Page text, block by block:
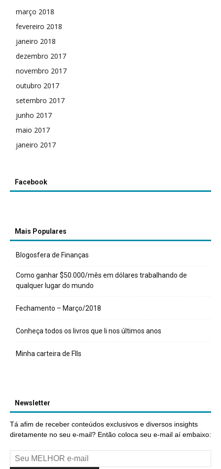
março 2018
fevereiro 2018
janeiro 2018
dezembro 2017
novembro 2017
outubro 2017
setembro 2017
junho 2017
maio 2017
janeiro 2017
Facebook
Mais Populares
Blogosfera de Finanças
Como ganhar $50.000/mês em dólares trabalhando de
qualquer lugar do mundo
Fechamento – Março/2018
Conheça todos os livros que li nos últimos anos
Minha carteira de FIIs
Newsletter
Tá afim de receber conteúdos exclusivos e diversos insights
diretamente no seu e-mail? Então coloca seu e-mail aí embaixo: